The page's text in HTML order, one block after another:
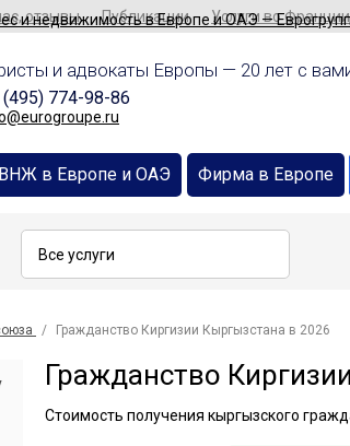
отзывы Публикации Услуги во Франции
и адвокаты Европы — 20 лет с
(495) 774-98-86
ВНЖ в Европе и ОАЭ Фирма в Европе
Гражданство Киргизии Кыргызстана в 2026
Гражданство
Стоимость получения кыргызского